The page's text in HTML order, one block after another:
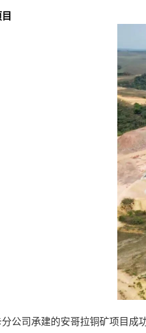
公司承建的安哥拉铜矿项目成